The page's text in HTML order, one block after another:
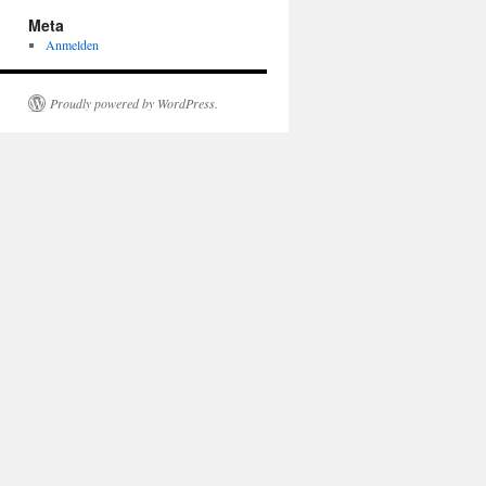
Meta
Anmelden
Proudly powered by WordPress.